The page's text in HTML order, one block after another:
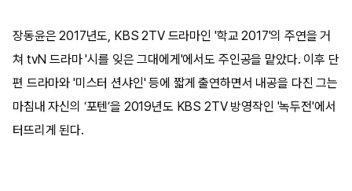
장동윤은 2017년도, KBS 2TV 드라마인 '학교 2017'의 주연을 거
쳐 tvN 드라마 '시를 잊은 그대에게'에서도 주인공을 맡았다. 이후 단
편 드라마와 '미스터 션샤인' 등에 짧게 출연하면서 내공을 다진 그는
마침내 자신의 ‘포텐’을 2019년도 KBS 2TV 방영작인 '녹두전'에서
터뜨리게 된다.